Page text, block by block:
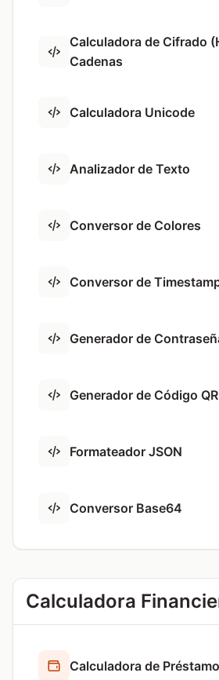
Calculadora de Cifrado
Cadenas
Calculadora Unicode
Analizador de Texto
Conversor de Colores
Conversor de
Generador de
Generador de Código QR
Formateador JSON
Conversor Base64
Calculadora
Calculadora de